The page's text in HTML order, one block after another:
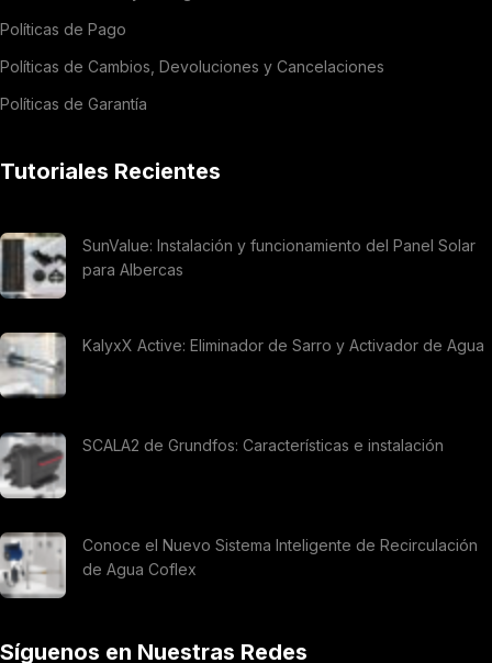
Políticas de Pago
Políticas de Cambios, Devoluciones y Cancelaciones
Políticas de Garantía
Tutoriales Recientes
SunValue: Instalación y funcionamiento del Panel Solar
para Albercas
KalyxX Active: Eliminador de Sarro y Activador de Agua
SCALA2 de Grundfos: Características e instalación
Conoce el Nuevo Sistema Inteligente de Recirculación
de Agua Coflex
Síguenos en Nuestras Redes